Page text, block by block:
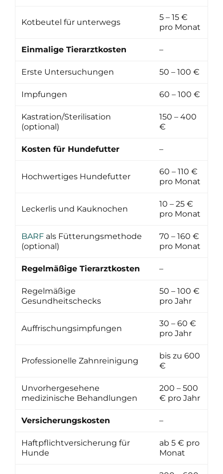
Kotbeutel für unterwegs
5 – 15 €
pro Monat
Einmalige Tierarztkosten –
Erste Untersuchungen 50 – 100 €
Impfungen 60 – 100 €
Kastration/Sterilisation
(optional)
150 – 400
€
Kosten für Hundefutter –
Hochwertiges Hundefutter
60 – 110 €
pro Monat
Leckerlis und Kauknochen
10 – 25 €
pro Monat
BARF als Fütterungsmethode
(optional)
70 – 160 €
pro Monat
Regelmäßige Tierarztkosten –
Regelmäßige
Gesundheitschecks
50 – 100 €
pro Jahr
Auffrischungsimpfungen
30 – 60 €
pro Jahr
Professionelle Zahnreinigung
bis zu 600
€
Unvorhergesehene
medizinische Behandlungen
200 – 500
€ pro Jahr
Versicherungskosten –
Haftpflichtversicherung für
Hunde
ab 5 € pro
Monat